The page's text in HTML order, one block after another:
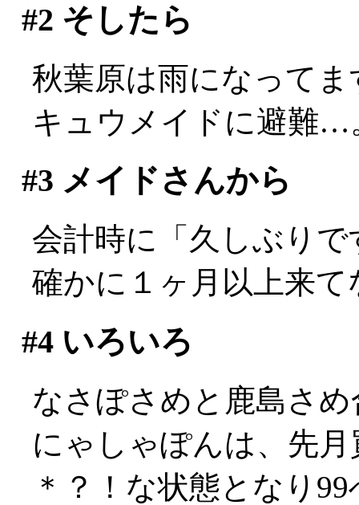
#2 そしたら
秋葉原は雨になって
キュウメイドに避難…
#3 メイドさんから
会計時に「久しぶり
確かに１ヶ月以上来
#4いろいろ
なさぽさめと鹿島さめ
にゃしゃぽんは、先
＊？！な状態となり